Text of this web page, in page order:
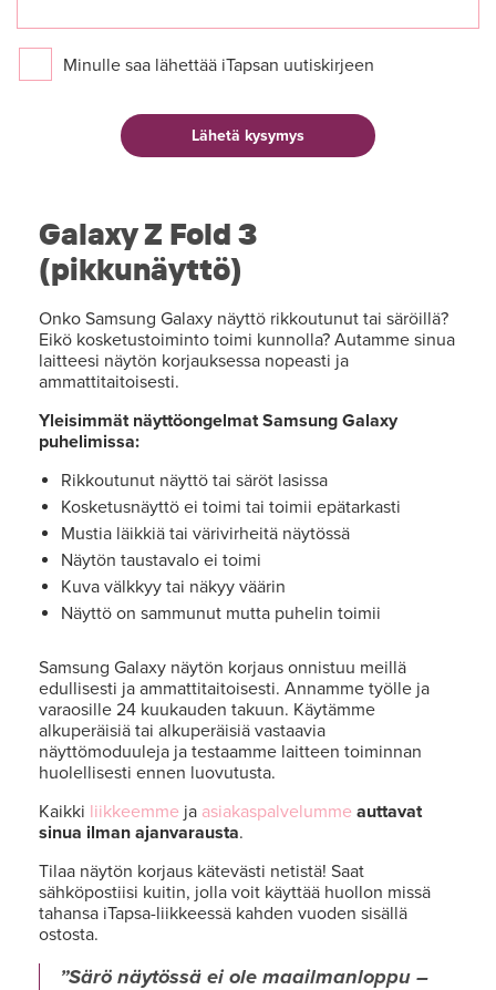
Minulle saa lähettää iTapsan uutiskirjeen
Galaxy Z Fold 3
(pikkunäyttö)
Onko Samsung Galaxy näyttö rikkoutunut tai säröillä?
Eikö kosketustoiminto toimi kunnolla? Autamme sinua
laitteesi näytön korjauksessa nopeasti ja
ammattitaitoisesti.
Yleisimmät näyttöongelmat Samsung Galaxy
puhelimissa:
Rikkoutunut näyttö tai säröt lasissa
Kosketusnäyttö ei toimi tai toimii epätarkasti
Mustia läikkiä tai värivirheitä näytössä
Näytön taustavalo ei toimi
Kuva välkkyy tai näkyy väärin
Näyttö on sammunut mutta puhelin toimii
Samsung Galaxy näytön korjaus onnistuu meillä
edullisesti ja ammattitaitoisesti. Annamme työlle ja
varaosille 24 kuukauden takuun. Käytämme
alkuperäisiä tai alkuperäisiä vastaavia
näyttömoduuleja ja testaamme laitteen toiminnan
huolellisesti ennen luovutusta.
Kaikki liikkeemme ja asiakaspalvelumme auttavat
sinua ilman ajanvarausta.
Tilaa näytön korjaus kätevästi netistä! Saat
sähköpostiisi kuitin, jolla voit käyttää huollon missä
tahansa iTapsa-liikkeessä kahden vuoden sisällä
ostosta.
Särö näytössä ei ole maailmanloppu –